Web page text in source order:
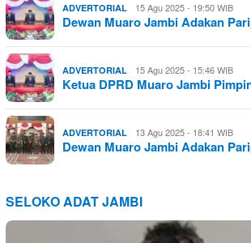
ADVERTORIAL 15 Agu 2025 - 19:50 WIB
Dewan Muaro Jambi Adakan
ADVERTORIAL 15 Agu 2025 - 15:46 WIB
Ketua DPRD Muaro Jambi
ADVERTORIAL 13 Agu 2025 - 18:41 WIB
Dewan Muaro Jambi Adakan
SELOKO ADAT JAMBI